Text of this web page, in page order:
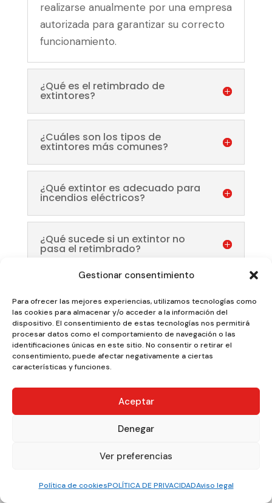
Gestionar consentimiento
Para ofrecer las mejores experiencias, utilizamos tecnologías como
las cookies para almacenar y/o acceder a la información del
dispositivo. El consentimiento de estas tecnologías nos permitirá
procesar datos como el comportamiento de navegación o las
identificaciones únicas en este sitio. No consentir o retirar el
consentimiento, puede afectar negativamente a ciertas
características y funciones.
Aceptar
Denegar
Ver preferencias
Política de cookiesPOLÍTICA DE PRIVACIDADAviso legal
realizarse anualmente por una empresa
autorizada para garantizar su correcto
funcionamiento.
¿Qué es el retimbrado de
extintores?
¿Cuáles son los tipos de
extintores más comunes?
¿Qué extintor es adecuado para
incendios eléctricos?
¿Qué sucede si un extintor no
pasa el retimbrado?